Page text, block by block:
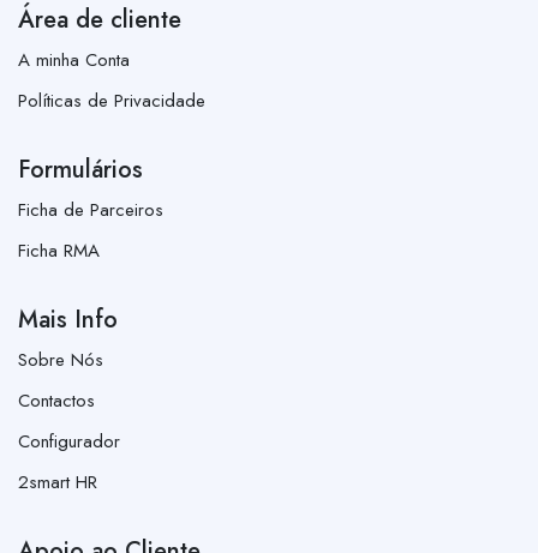
Área de cliente
A minha Conta
Políticas de Privacidade
Formulários
Ficha de Parceiros
Ficha RMA
Mais Info
Sobre Nós
Contactos
Configurador
2smart HR